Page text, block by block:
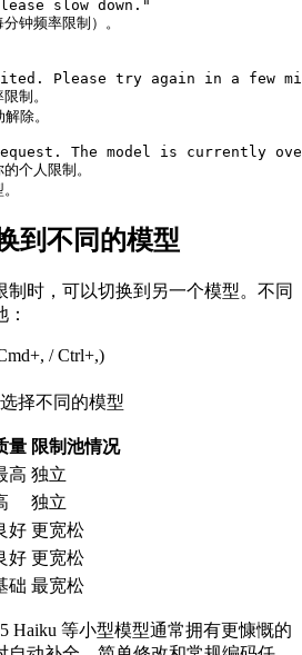
slow down."
钟频率限制）。
Please try again in a few
制。
除。
The model is currently
个人限制。
到不同的模型
制时，可以切换到另一个模型。不同
/ Ctrl+,)
择不同的模型
量 限制池情况
高 独立
独立
好 更宽松
好 更宽松
础 最宽松
Haiku 等小型模型通常拥有更慷慨的